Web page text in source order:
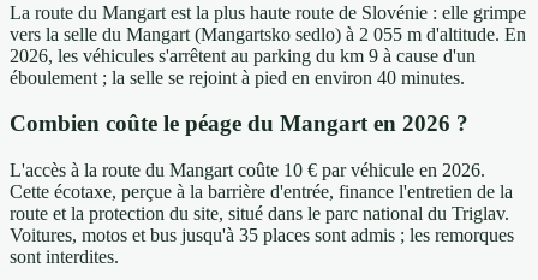
La route du Mangart est la plus haute route de Slovénie : elle grimpe
vers la selle du Mangart (Mangartsko sedlo) à 2 055 m d'altitude. En
2026, les véhicules s'arrêtent au parking du km 9 à cause d'un
éboulement ; la selle se rejoint à pied en environ 40 minutes.
Combien coûte le péage du Mangart en 2026 ?
L'accès à la route du Mangart coûte 10 € par véhicule en 2026.
Cette écotaxe, perçue à la barrière d'entrée, finance l'entretien de la
route et la protection du site, situé dans le parc national du Triglav.
Voitures, motos et bus jusqu'à 35 places sont admis ; les remorques
sont interdites.